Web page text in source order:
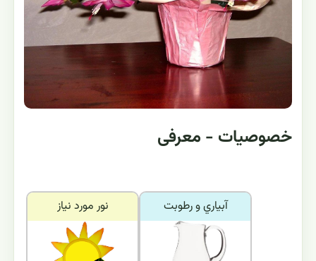
خصوصیات - معرفی
نور مورد نياز آبياري و رطوبت